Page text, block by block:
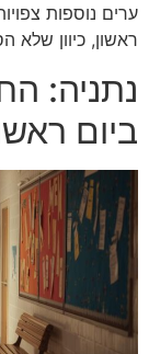
ערים נוספות
ראשון, כיוון שלא
נתניה:
ביום